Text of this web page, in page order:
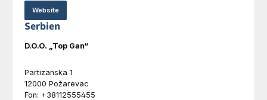
Website
Serbien
D.O.O. „Top Gan“
Partizanska 1
12000 Požarevac
Fon: +38112555455